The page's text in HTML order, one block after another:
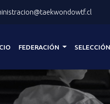
FEDERACIÓN SELECCIÓN